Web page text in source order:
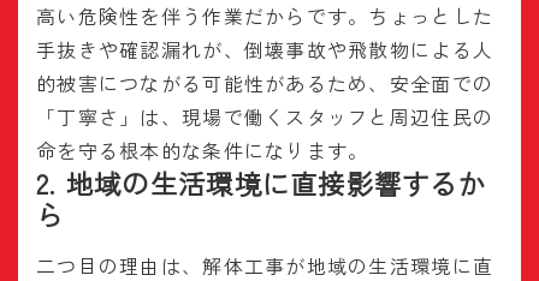
高い危険性を伴う作業だからです。ちょっとした
手抜きや確認漏れが、倒壊事故や飛散物による人
的被害につながる可能性があるため、安全面での
「丁寧さ」は、現場で働くスタッフと周辺住民の
命を守る根本的な条件になります。
2. 地域の生活環境に直接影響するか
ら
二つ目の理由は、解体工事が地域の生活環境に直